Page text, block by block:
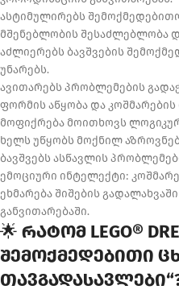
ასტიმულირებს
მშენებლობის შესაძლებლობა
აძლიერებს ბავშვების
უნარებს.
ავითარებს პრობლემების
ფორმის აწყობა და
მოფიქრება მოითხოვს
ხელს უწყობს მოქნილ
ბავშვებს ასწავლის
ემოციური ინტელექტი:
ეხმარება შიშების
განვითარებაში.
🌟 რატომ LEGO®
შემოქმედებითი